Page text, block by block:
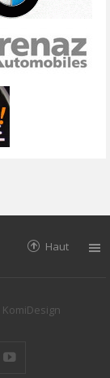
Haut
KomiDesign